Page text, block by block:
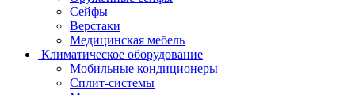
Сейфы
Верстаки
Медицинская мебель
Климатическое оборудование
Мобильные кондиционеры
Сплит-системы